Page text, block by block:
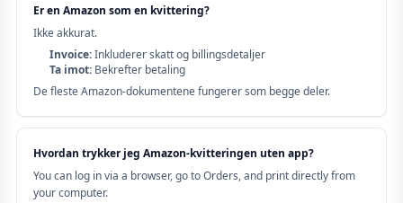
Er en Amazon som en kvittering?
Ikke akkurat.
Invoice:Inkluderer skatt og billingsdetaljer
Ta imot: Bekrefter betaling
De fleste Amazon-dokumentene fungerer som begge deler.
Hvordan trykker jeg Amazon-kvitteringen uten app?
You can log in via a browser, go to Orders, and print directly from
your computer.